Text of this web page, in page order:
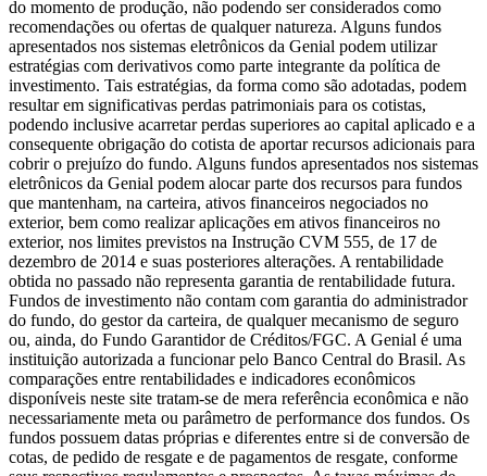
do momento de produção, não podendo ser considerados como
recomendações ou ofertas de qualquer natureza. Alguns fundos
apresentados nos sistemas eletrônicos da Genial podem utilizar
estratégias com derivativos como parte integrante da política de
investimento. Tais estratégias, da forma como são adotadas, podem
resultar em significativas perdas patrimoniais para os cotistas,
podendo inclusive acarretar perdas superiores ao capital aplicado e a
consequente obrigação do cotista de aportar recursos adicionais para
cobrir o prejuízo do fundo. Alguns fundos apresentados nos sistemas
eletrônicos da Genial podem alocar parte dos recursos para fundos
que mantenham, na carteira, ativos financeiros negociados no
exterior, bem como realizar aplicações em ativos financeiros no
exterior, nos limites previstos na Instrução CVM 555, de 17 de
dezembro de 2014 e suas posteriores alterações. A rentabilidade
obtida no passado não representa garantia de rentabilidade futura.
Fundos de investimento não contam com garantia do administrador
do fundo, do gestor da carteira, de qualquer mecanismo de seguro
ou, ainda, do Fundo Garantidor de Créditos/FGC. A Genial é uma
instituição autorizada a funcionar pelo Banco Central do Brasil. As
comparações entre rentabilidades e indicadores econômicos
disponíveis neste site tratam-se de mera referência econômica e não
necessariamente meta ou parâmetro de performance dos fundos. Os
fundos possuem datas próprias e diferentes entre si de conversão de
cotas, de pedido de resgate e de pagamentos de resgate, conforme